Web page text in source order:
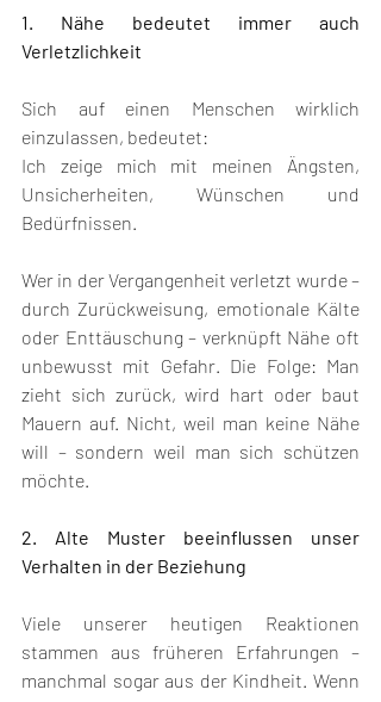
1. Nähe bedeutet immer auch
Verletzlichkeit
Sich auf einen Menschen wirklich
einzulassen, bedeutet:
Ich zeige mich mit meinen Ängsten,
Unsicherheiten, Wünschen und
Bedürfnissen.
Wer in der Vergangenheit verletzt wurde –
durch Zurückweisung, emotionale Kälte
oder Enttäuschung – verknüpft Nähe oft
unbewusst mit Gefahr. Die Folge: Man
zieht sich zurück, wird hart oder baut
Mauern auf. Nicht, weil man keine Nähe
will – sondern weil man sich schützen
möchte.
2. Alte Muster beeinflussen unser
Verhalten in der Beziehung
Viele unserer heutigen Reaktionen
stammen aus früheren Erfahrungen –
manchmal sogar aus der Kindheit. Wenn